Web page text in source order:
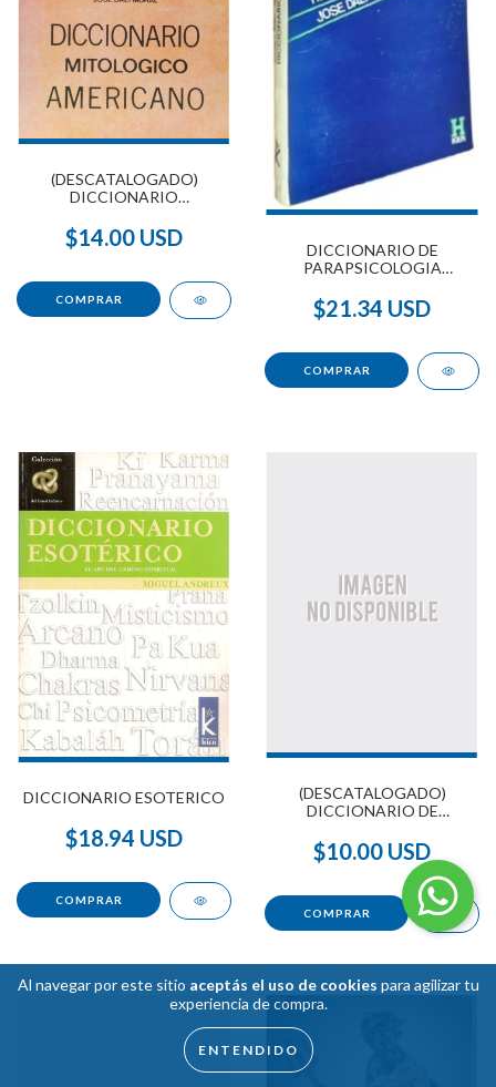
Al navegar por este sitio aceptás el uso de cookies para agilizar tu
experiencia de compra.
ENTENDIDO
(DESCATALOGADO)
DICCIONARIO
(HORUS MAYOR)
$14.00 USD
DICCIONARIO DE
PARAPSICOLOGIA
AGOTADO )
$21.34 USD
DICCIONARIO ESOTERICO
$18.94 USD
(DESCATALOGADO)
DICCIONARIO DE
(HORUS MAYOR)
$10.00 USD